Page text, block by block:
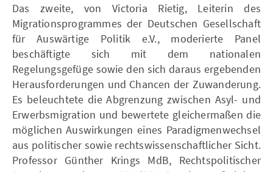
Das zweite, von Victoria Rietig, Leiterin des
Migrationsprogrammes der Deutschen Gesellschaft
für Auswärtige Politik e.V., moderierte Panel
beschäftigte sich mit dem nationalen
Regelungsgefüge sowie den sich daraus ergebenden
Herausforderungen und Chancen der Zuwanderung.
Es beleuchtete die Abgrenzung zwischen Asyl- und
Erwerbsmigration und bewertete gleichermaßen die
möglichen Auswirkungen eines Paradigmenwechsel
aus politischer sowie rechtswissenschaftlicher Sicht.
Professor Günther Krings MdB, Rechtspolitischer